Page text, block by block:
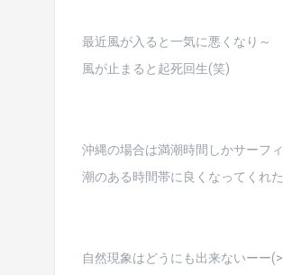
最近風が入ると一気に悪くなり～
風が止まると起死回生(笑)
沖縄の場合は満潮時間しかサーフ
潮のある時間帯に良くなってくれ
自然現象はどうにも出来ないーー